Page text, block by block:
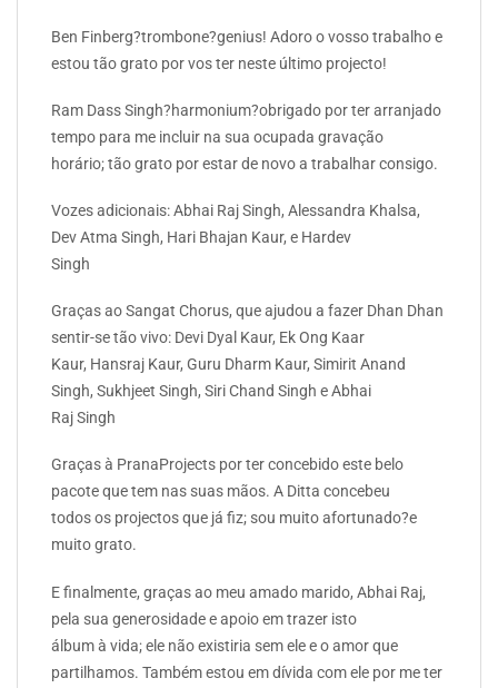
Ben Finberg?trombone?genius! Adoro o vosso trabalho e
estou tão grato por vos ter neste último projecto!
Ram Dass Singh?harmonium?obrigado por ter arranjado
tempo para me incluir na sua ocupada gravação
horário; tão grato por estar de novo a trabalhar consigo.
Vozes adicionais: Abhai Raj Singh, Alessandra Khalsa,
Dev Atma Singh, Hari Bhajan Kaur, e Hardev
Singh
Graças ao Sangat Chorus, que ajudou a fazer Dhan Dhan
sentir-se tão vivo: Devi Dyal Kaur, Ek Ong Kaar
Kaur, Hansraj Kaur, Guru Dharm Kaur, Simirit Anand
Singh, Sukhjeet Singh, Siri Chand Singh e Abhai
Raj Singh
Graças à PranaProjects por ter concebido este belo
pacote que tem nas suas mãos. A Ditta concebeu
todos os projectos que já fiz; sou muito afortunado?e
muito grato.
E finalmente, graças ao meu amado marido, Abhai Raj,
pela sua generosidade e apoio em trazer isto
álbum à vida; ele não existiria sem ele e o amor que
partilhamos. Também estou em dívida com ele por me ter